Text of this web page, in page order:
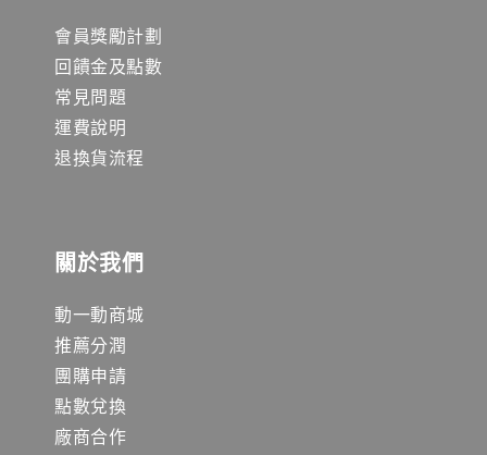
會員獎勵計劃
回饋金及點數
常見問題
運費說明
退換貨流程
關於我們
動一動商城
推薦分潤
團購申請
點數兌換
廠商合作